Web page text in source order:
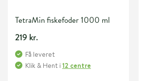
TetraMin fiskefoder 1000 ml
219 kr.
Få leveret
Klik & Hent i 12 centre